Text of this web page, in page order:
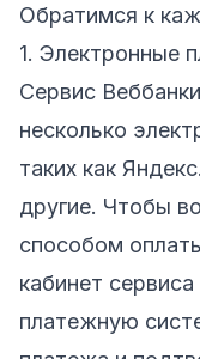
Обратимся к
1. Электронные
Сервис
несколько
таких как
другие. Чтобы
способом
кабинет
платежную